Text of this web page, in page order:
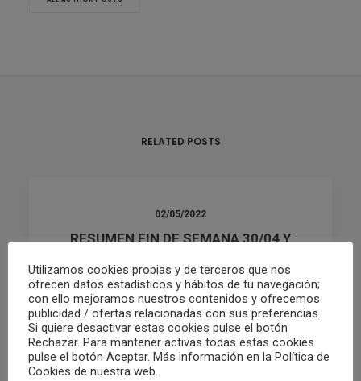
RELATED POSTS
02/05/2022
RESUMEN FIN DE SEMANA 30/04 Y
by Club Waterpolo Castelló
Utilizamos cookies propias y de terceros que nos
ofrecen datos estadísticos y hábitos de tu navegación;
con ello mejoramos nuestros contenidos y ofrecemos
publicidad / ofertas relacionadas con sus preferencias.
Si quiere desactivar estas cookies pulse el botón
Rechazar. Para mantener activas todas estas cookies
pulse el botón Aceptar. Más información en la Política de
Cookies de nuestra web.